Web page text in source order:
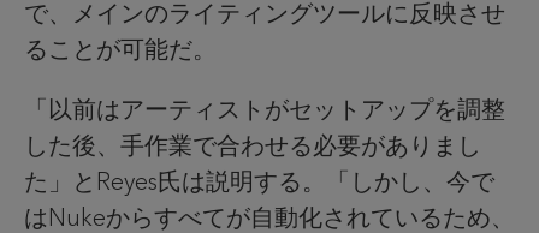
で、メインのライティングツールに反映させ
ることが可能だ。
「以前はアーティストがセットアップを調整
した後、手作業で合わせる必要がありまし
た」とReyes氏は説明する。「しかし、今で
はNukeからすべてが自動化されているため、